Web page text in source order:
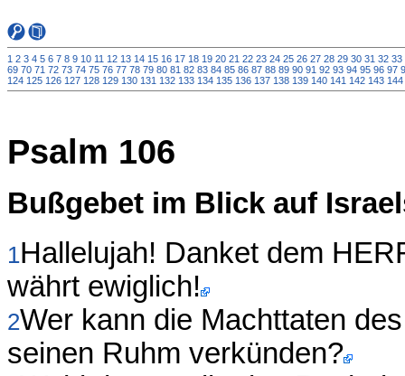
1 2 3 4 5 6 7 8 9 10 11 12 13 14 15 16 17 18 19 20 21 22 23 24 25 26 27 28 29 30 31 32 33
69 70 71 72 73 74 75 76 77 78 79 80 81 82 83 84 85 86 87 88 89 90 91 92 93 94 95 96 97
124 125 126 127 128 129 130 131 132 133 134 135 136 137 138 139 140 141 142 143 144
Psalm 106
Bußgebet im Blick auf
1Hallelujah! Danket dem
währt ewiglich!
2Wer kann die Machttaten
seinen Ruhm verkünden?